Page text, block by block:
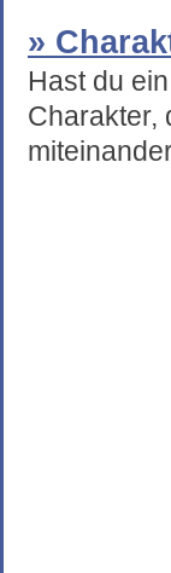
»
Hast du
Charakter,